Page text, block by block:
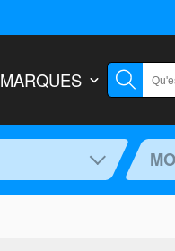
MARQUES